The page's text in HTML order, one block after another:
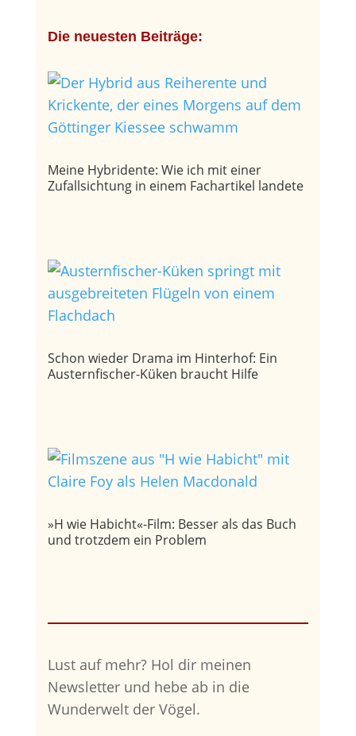
Die neuesten Beiträge:
Meine Hybridente: Wie ich mit einer
Zufallsichtung in einem Fachartikel landete
Schon wieder Drama im Hinterhof: Ein
Austernfischer-Küken braucht Hilfe
»H wie Habicht«-Film: Besser als das Buch
und trotzdem ein Problem
Lust auf mehr? Hol dir meinen
Newsletter und hebe ab in die
Wunderwelt der Vögel.